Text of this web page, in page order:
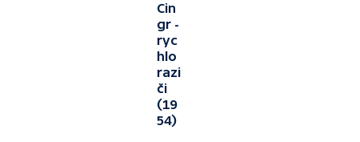
Cin
gr -
ryc
hlo
razi
či
(19
54)